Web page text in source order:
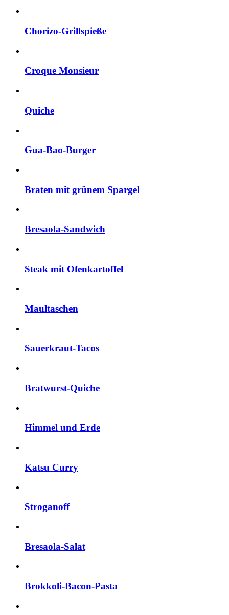
Chorizo-Grillspieße
Croque Monsieur
Quiche
Gua-Bao-Burger
Braten mit grünem Spargel
Bresaola-Sandwich
Steak mit Ofenkartoffel
Maultaschen
Sauerkraut-Tacos
Bratwurst-Quiche
Himmel und Erde
Katsu Curry
Stroganoff
Bresaola-Salat
Brokkoli-Bacon-Pasta